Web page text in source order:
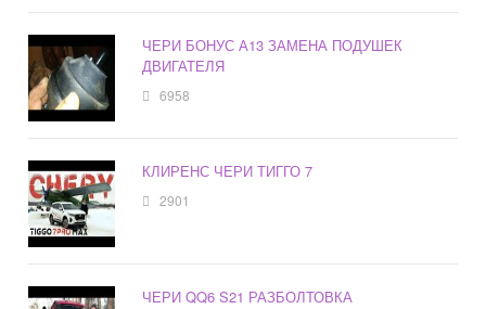
ЧЕРИ БОНУС А13 ЗАМЕНА ПОДУШЕК
ДВИГАТЕЛЯ
6958
КЛИРЕНС ЧЕРИ ТИГГО 7
2901
ЧЕРИ QQ6 S21 РАЗБОЛТОВКА